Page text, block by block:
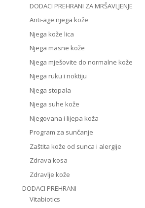
DODACI PREHRANI ZA MRŠAVLJENJE
Anti-age njega kože
Njega kože lica
Njega masne kože
Njega mješovite do normalne kože
Njega ruku i noktiju
Njega stopala
Njega suhe kože
Njegovana i lijepa koža
Program za sunčanje
Zaštita kože od sunca i alergije
Zdrava kosa
Zdravlje kože
DODACI PREHRANI
Vitabiotics